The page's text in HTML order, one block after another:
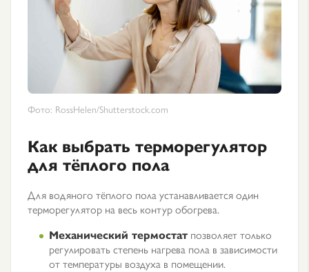
Фото: RossHelen/Shutterstock.com
Как выбрать терморегулятор
для тёплого пола
Для водяного тёплого пола устанавливается один
терморегулятор на весь контур обогрева.
Механический термостат позволяет только
регулировать степень нагрева пола в зависимости
от температуры воздуха в помещении.